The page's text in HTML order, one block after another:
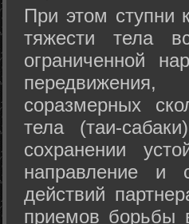
При этом ступни
тяжести тела
ограниченной
соразмерных
тела (таи-
сохранении
направление и
действий
приемов борьбы